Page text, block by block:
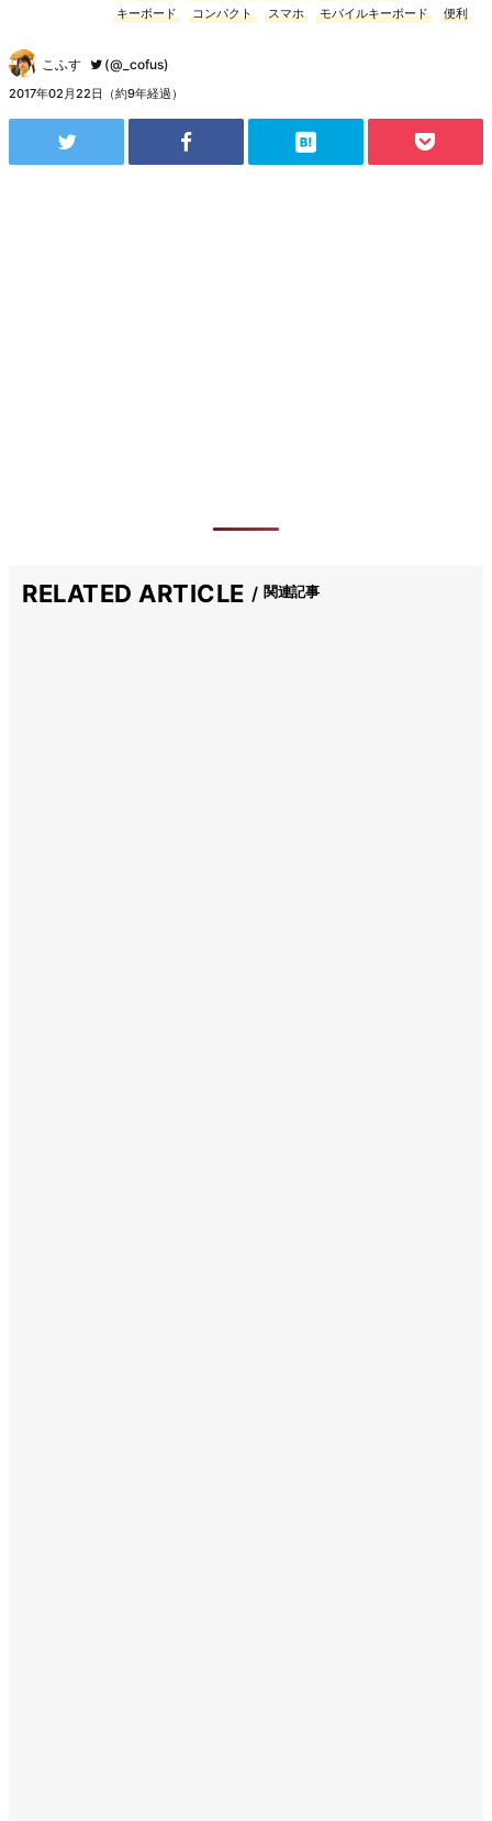
キーボード
コンパクト スマホ モバイルキーボード 便利
こふす (@_cofus)
2017年02月22日（約9年経過）
RELATED ARTICLE 関連記事